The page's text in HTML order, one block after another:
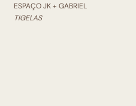
ESPAÇO JK + GABRIEL
TIGELAS